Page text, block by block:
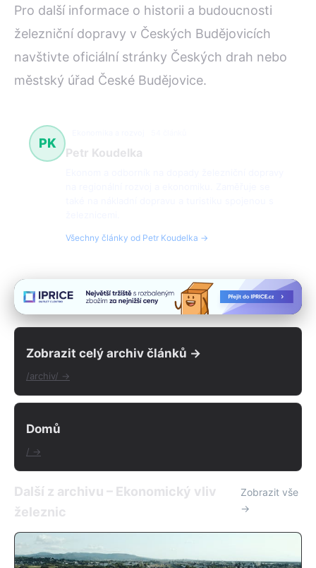
Pro další informace o historii a budoucnosti
železniční dopravy v Českých Budějovicích
navštivte oficiální stránky Českých drah nebo
městský úřad České Budějovice.
PK
Petr Koudelka
Všechny články od Petr Koudelka →
Zobrazit celý archiv článků →
/archiv/ →
Domů
/ →
Další z archivu – Ekonomický vliv
železnic
Zobrazit vše
→